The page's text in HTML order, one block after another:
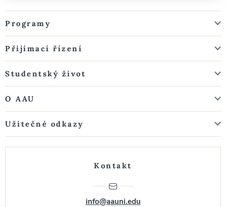
Programy
Přijímací řízení
Studentský život
O AAU
Užitečné odkazy
Kontakt
info@aauni.edu